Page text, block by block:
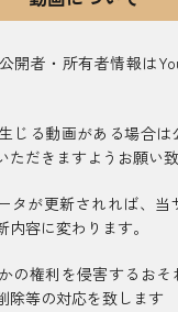
開者・所有者情報は
じる動画がある場合は
ただきますようお願い致
タが更新されれば、当
容に変わります。
の権利を侵害するおそ
除等の対応を致します